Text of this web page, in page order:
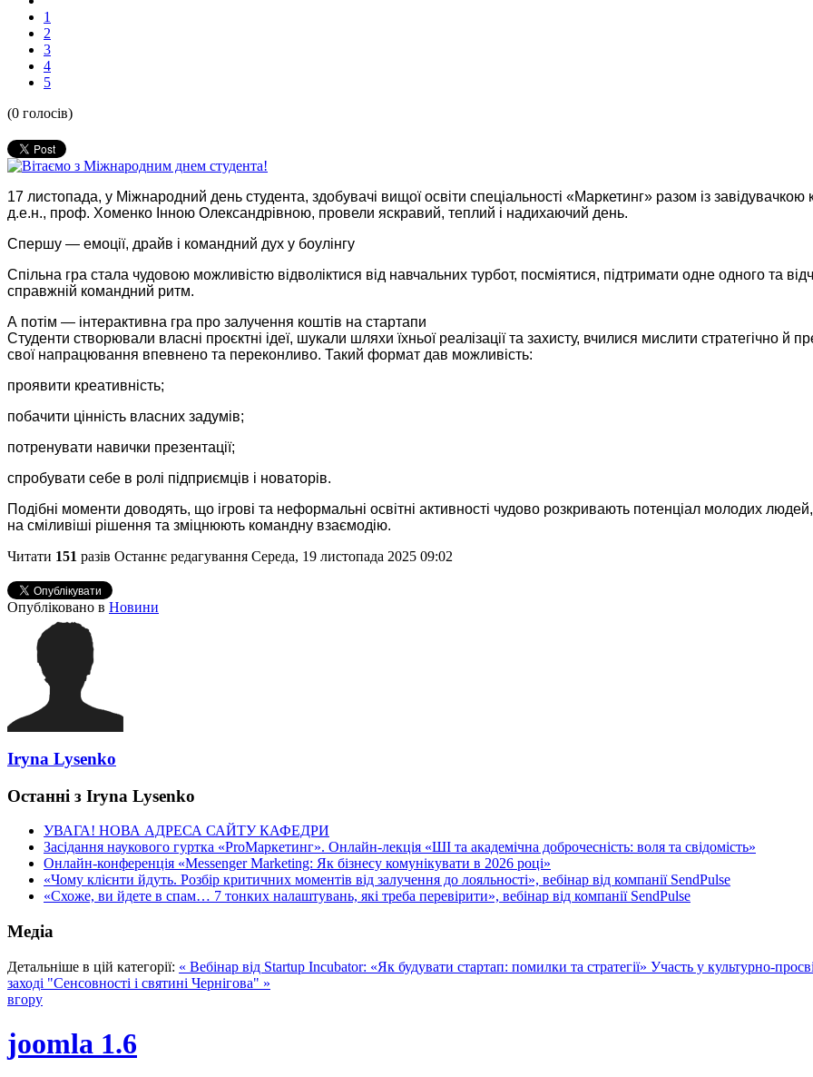
1
2
3
4
5
(0 голосів)
17 листопада, у Міжнародний день студента, здобувачі вищої освіти спеціальності «Маркетинг» разом із
д.е.н., проф. Хоменко Інною Олександрівною, провели яскравий, теплий і надихаючий день.
Спершу — емоції, драйв і командний дух у боулінгу
Спільна гра стала чудовою можливістю відволіктися від навчальних турбот, посміятися, підтримати одне одного та
справжній командний ритм.
А потім — інтерактивна гра про залучення коштів на стартапи
Студенти створювали власні проєктні ідеї, шукали шляхи їхньої реалізації та захисту, вчилися мислити стратегічно й
свої напрацювання впевнено та переконливо. Такий формат дав можливість:
проявити креативність;
побачити цінність власних задумів;
потренувати навички презентації;
спробувати себе в ролі підприємців і новаторів.
Подібні моменти доводять, що ігрові та неформальні освітні активності чудово розкривають потенціал молодих
на сміливіші рішення та зміцнюють командну взаємодію.
Читати 151 разів Останнє редагування Середа, 19 листопада 2025 09:02
Опубліковано в Новини
Iryna Lysenko
Останні з Iryna Lysenko
УВАГА! НОВА АДРЕСА САЙТУ КАФЕДРИ
Засідання наукового гуртка «ProМаркетинг». Онлайн-лекція «ШІ та академічна доброчесність: воля та свідомість»
Онлайн-конференція «Messenger Marketing: Як бізнесу комунікувати в 2026 році»
«Чому клієнти йдуть. Розбір критичних моментів від залучення до лояльності», вебінар від компанії SendPulse
«Схоже, ви йдете в спам… 7 тонких налаштувань, які треба перевірити», вебінар від компанії SendPulse
Медіа
Детальніше в цій категорії: « Вебінар від Startup Incubator: «Як будувати стартап: помилки та стратегії» Участь у культурно-
заході "Сенсовності і святині Чернігова" »
вгору
joomla 1.6